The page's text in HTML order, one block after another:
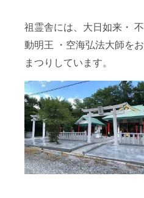
祖霊舎には、大日如来・ 不
動明王 ・空海弘法大師をお
まつりしています。